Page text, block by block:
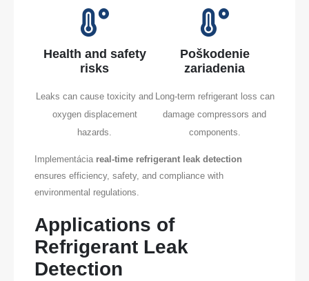
Health and safety
risks
Leaks can cause toxicity and
oxygen displacement
hazards.
Poškodenie
zariadenia
Long-term refrigerant loss can
damage compressors and
components.
Implementácia real-time refrigerant leak detection
ensures efficiency, safety, and compliance with
environmental regulations.
Applications of
Refrigerant Leak
Detection